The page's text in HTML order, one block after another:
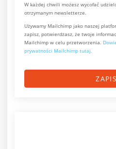
W każdej chwili możesz wycofać
otrzymanym newsletterze.
Używamy Mailchimp jako naszej
zapisz, potwierdzasz, że twoje
Mailchimp w celu przetworzenia.
prywatności Mailchimp tutaj.